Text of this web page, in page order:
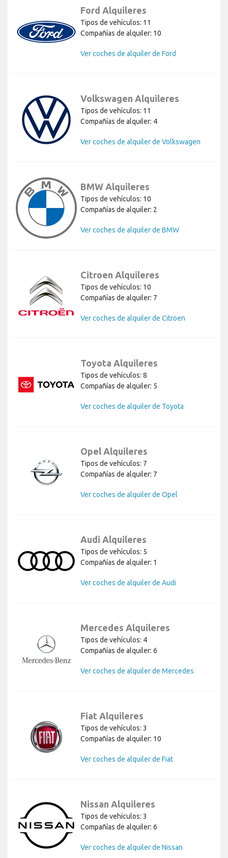
Ford Alquileres
Tipos de vehículos: 11
Compañías de alquiler: 10
Ver coches de alquiler de Ford
Volkswagen Alquileres
Tipos de vehículos: 11
Compañías de alquiler: 4
Ver coches de alquiler de Volkswagen
BMW Alquileres
Tipos de vehículos: 10
Compañías de alquiler: 2
Ver coches de alquiler de BMW
Citroen Alquileres
Tipos de vehículos: 10
Compañías de alquiler: 7
Ver coches de alquiler de Citroen
Toyota Alquileres
Tipos de vehículos: 8
Compañías de alquiler: 5
Ver coches de alquiler de Toyota
Opel Alquileres
Tipos de vehículos: 7
Compañías de alquiler: 7
Ver coches de alquiler de Opel
Audi Alquileres
Tipos de vehículos: 5
Compañías de alquiler: 1
Ver coches de alquiler de Audi
Mercedes Alquileres
Tipos de vehículos: 4
Compañías de alquiler: 6
Ver coches de alquiler de Mercedes
Fiat Alquileres
Tipos de vehículos: 3
Compañías de alquiler: 10
Ver coches de alquiler de Fiat
Nissan Alquileres
Tipos de vehículos: 3
Compañías de alquiler: 6
Ver coches de alquiler de Nissan